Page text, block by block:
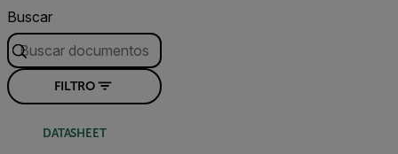
Buscar
FILTRO
DATASHEET